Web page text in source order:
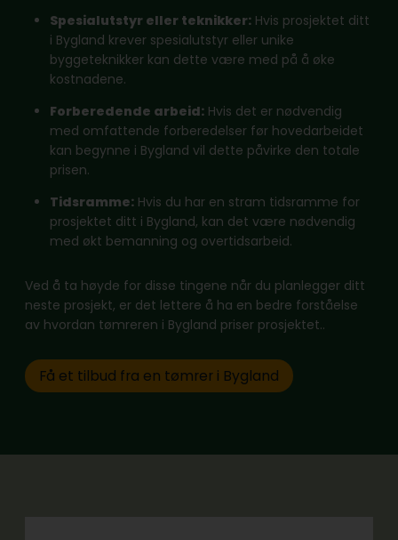
Spesialutstyr eller teknikker: Hvis prosjektet ditt
i Bygland krever spesialutstyr eller unike
byggeteknikker kan dette være med på å øke
kostnadene.
Forberedende arbeid: Hvis det er nødvendig
med omfattende forberedelser før hovedarbeidet
kan begynne i Bygland vil dette påvirke den totale
prisen.
Tidsramme: Hvis du har en stram tidsramme for
prosjektet ditt i Bygland, kan det være nødvendig
med økt bemanning og overtidsarbeid.
Ved å ta høyde for disse tingene når du planlegger ditt
neste prosjekt, er det lettere å ha en bedre forståelse
av hvordan tømreren i Bygland priser prosjektet..
Få et tilbud fra en tømrer i Bygland